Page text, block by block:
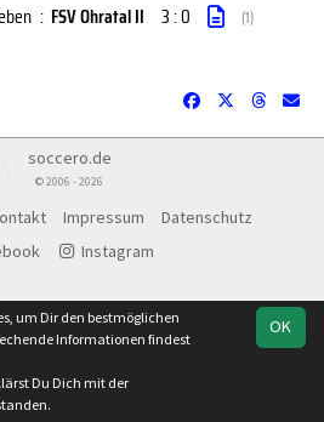
: FSV Ohratal II 3 : 0 (1)
soccero.de
© 2006 - 2026
Impressum
Datenschutz
Instagram
OK
um Dir den bestmöglichen
Informationen findest
Du Dich mit der